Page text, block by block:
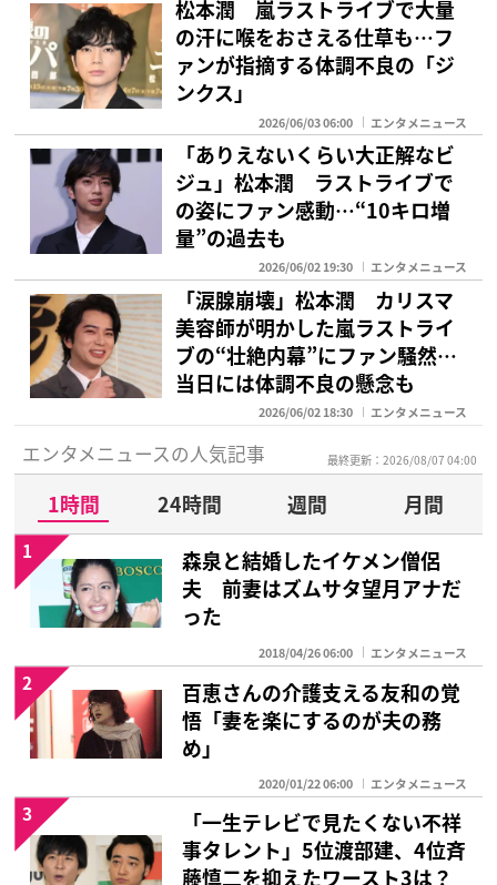
松本潤 嵐ラストライブで大量
の汗に喉をおさえる仕草も…フ
ァンが指摘する体調不良の「ジ
ンクス」
2026/06/03 06:00 エンタメニュース
「ありえないくらい大正解なビ
ジュ」松本潤 ラストライブで
の姿にファン感動…“10キロ増
量”の過去も
2026/06/02 19:30 エンタメニュース
「涙腺崩壊」松本潤 カリスマ
美容師が明かした嵐ラストライ
ブの“壮絶内幕”にファン騒然…
当日には体調不良の懸念も
2026/06/02 18:30 エンタメニュース
エンタメニュースの人気記事 最終更新：2026/08/07 04:00
1時間 24時間 週間
月間
森泉と結婚したイケメン僧侶
夫 前妻はズムサタ望月アナだ
った
2018/04/26 06:00 エンタメニュース
1
百恵さんの介護支える友和の覚
悟「妻を楽にするのが夫の務
め」
2020/01/22 06:00 エンタメニュース
2
「一生テレビで見たくない不祥
事タレント」5位渡部建、4位斉
藤慎二を抑えたワースト3は？
3